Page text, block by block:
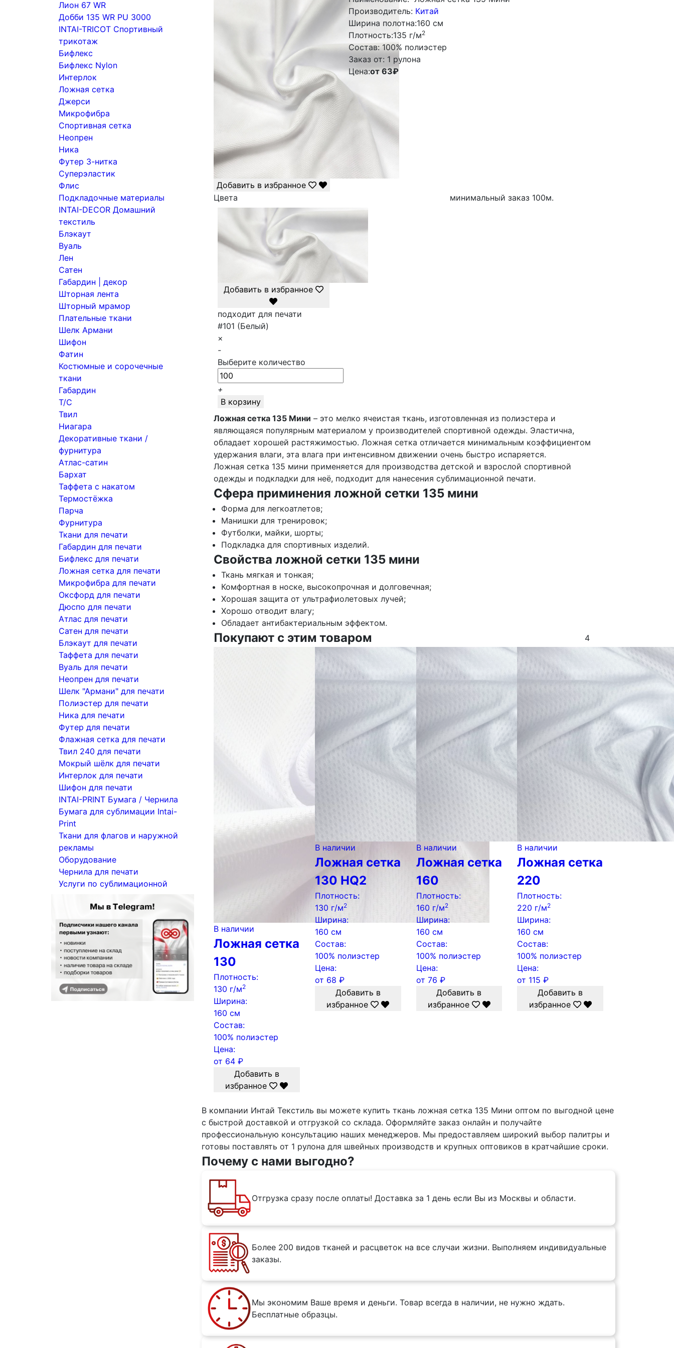
Лион 67 WR
Добби 135 WR PU 3000
INTAI-TRICOT Спортивный
трикотаж
Бифлекс
Бифлекс Nylon
Интерлок
Ложная сетка
Джерси
Микрофибра
Спортивная сетка
Неопрен
Ника
Футер 3-нитка
Суперэластик
Флис
Подкладочные материалы
INTAI-DECOR Домашний
текстиль
Блэкаут
Вуаль
Лен
Сатен
Габардин | декор
Шторная лента
Шторный мрамор
Плательные ткани
Шелк Армани
Шифон
Фатин
Костюмные и сорочечные
ткани
Габардин
Т/С
Твил
Ниагара
Декоративные ткани /
фурнитура
Атлас-сатин
Бархат
Таффета с накатом
Термостёжка
Парча
Фурнитура
Ткани для печати
Габардин для печати
Бифлекс для печати
Ложная сетка для печати
Микрофибра для печати
Оксфорд для печати
Дюспо для печати
Атлас для печати
Сатен для печати
Блэкаут для печати
Таффета для печати
Вуаль для печати
Неопрен для печати
Шелк "Армани" для печати
Полиэстер для печати
Ника для печати
Футер для печати
Флажная сетка для печати
Твил 240 для печати
Мокрый шёлк для печати
Интерлок для печати
Шифон для печати
INTAI-PRINT Бумага / Чернила
Бумага для сублимации Intai-
Print
Ткани для флагов и наружной
рекламы
Оборудование
Чернила для печати
Услуги по сублимационной
Добавить в избранное
Производитель: Китай
Ширина полотна:160 см
Плотность:135 г/м2
Состав: 100% полиэстер
Заказ от: 1 рулона
Цена:от 63₽
Цвета минимальный заказ 100м.
Добавить в избранное
подходит для печати
#101 (Белый)
×
-
Выберите количество
+
В корзину
Ложная сетка 135 Мини – это мелко ячеистая ткань, изготовленная из полиэстера и
являющаяся популярным материалом у производителей спортивной одежды. Эластична,
обладает хорошей растяжимостью. Ложная сетка отличается минимальным коэффициентом
удержания влаги, эта влага при интенсивном движении очень быстро испаряется.
Ложная сетка 135 мини применяется для производства детской и взрослой спортивной
одежды и подкладки для неё, подходит для нанесения сублимационной печати.
Сфера приминения ложной сетки 135 мини
Форма для легкоатлетов;
Манишки для тренировок;
Футболки, майки, шорты;
Подкладка для спортивных изделий.
Свойства ложной сетки 135 мини
Ткань мягкая и тонкая;
Комфортная в носке, высокопрочная и долговечная;
Хорошая защита от ультрафиолетовых лучей;
Хорошо отводит влагу;
Обладает антибактериальным эффектом.
Покупают с этим товаром 4
В наличии
Ложная сетка
130
Плотность:
130 г/м2
Ширина:
160 см
Состав:
100% полиэстер
Цена:
от 64 ₽
Добавить в
избранное
В наличии
Ложная сетка
130 HQ2
Плотность:
130 г/м2
Ширина:
160 см
Состав:
100% полиэстер
Цена:
от 68 ₽
Добавить в
избранное
В наличии
Ложная сетка
160
Плотность:
160 г/м2
Ширина:
160 см
Состав:
100% полиэстер
Цена:
от 76 ₽
Добавить в
избранное
В наличии
Ложная сетка
220
Плотность:
220 г/м2
Ширина:
160 см
Состав:
100% полиэстер
Цена:
от 115 ₽
Добавить в
избранное
В компании Интай Текстиль вы можете купить ткань ложная сетка 135 Мини оптом по выгодной цене
с быстрой доставкой и отгрузкой со склада. Оформляйте заказ онлайн и получайте
профессиональную консультацию наших менеджеров. Мы предоставляем широкий выбор палитры и
готовы поставлять от 1 рулона для швейных производств и крупных оптовиков в кратчайшие сроки.
Почему с нами выгодно?
Отгрузка сразу после оплаты! Доставка за 1 день если Вы из Москвы и области.
Более 200 видов тканей и расцветок на все случаи жизни. Выполняем индивидуальные
заказы.
Мы экономим Ваше время и деньги. Товар всегда в наличии, не нужно ждать.
Бесплатные образцы.